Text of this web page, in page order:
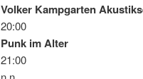
Volker Kampgarten
20:00
Punk im Alter
21:00